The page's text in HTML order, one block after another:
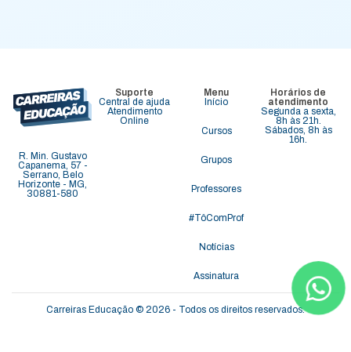
R. Min. Gustavo
Capanema, 57 -
Serrano, Belo
Horizonte - MG,
30881-580
Suporte
Central de ajuda
Atendimento
Online
Menu
Início
Cursos
Grupos
Professores
#TôComProf
Notícias
Assinatura
Horários de
atendimento
Segunda a sexta,
8h às 21h.
Sábados, 8h às
16h.
Carreiras Educação © 2026 - Todos os direitos reservados.